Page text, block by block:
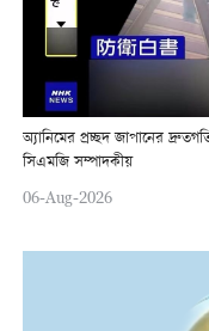
অ্যানিমের প্রচ্ছদ জাপানের
সিএমজি সম্পাদকীয়
06-Aug-2026